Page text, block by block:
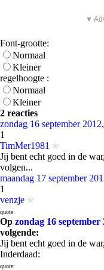
▼
Font-grootte:
Normaal
Kleiner
regelhoogte :
Normaal
Kleiner
2 reacties
zondag 16 september
1
TimMer1981
Jij bent echt goed in de
volgen...
maandag 17 september
1
venzje
quote:
Op zondag 16 september
volgende:
Jij bent echt goed in de
Inderdaad:
quote: